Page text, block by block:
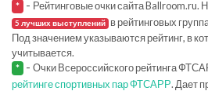
* - Рейтинговые очки сайта Ballroom.ru.
5 лучших выступлений в рейтинговых
Под значением указываются рейтинг, в
учитывается.
* - Очки Всероссийского рейтинга
рейтинге спортивных пар ФТСАРР. Дает